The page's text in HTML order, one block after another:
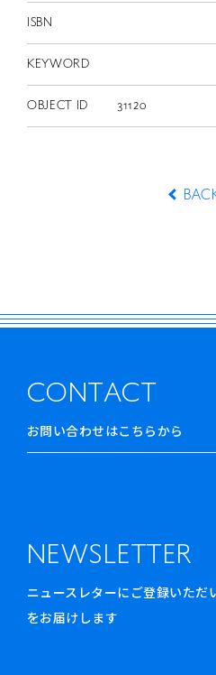
ISBN
KEYWORD
OBJECT ID 31120
CONTACT
お問い合わせはこちらから
NEWSLETTER
ニュースレターにご登録いた
をお届けします